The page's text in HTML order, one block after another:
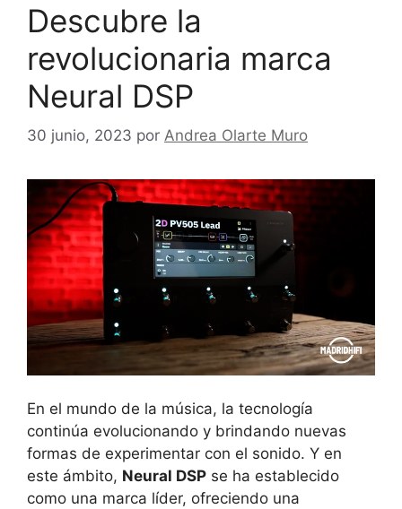
Descubre la
revolucionaria marca
Neural DSP
30 junio, 2023 por Andrea Olarte Muro
En el mundo de la música, la tecnología
continúa evolucionando y brindando nuevas
formas de experimentar con el sonido. Y en
este ámbito, Neural DSP se ha establecido
como una marca líder, ofreciendo una